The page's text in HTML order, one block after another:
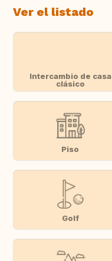
Ver el listado
Intercambio de casa
clásico
Piso
Golf